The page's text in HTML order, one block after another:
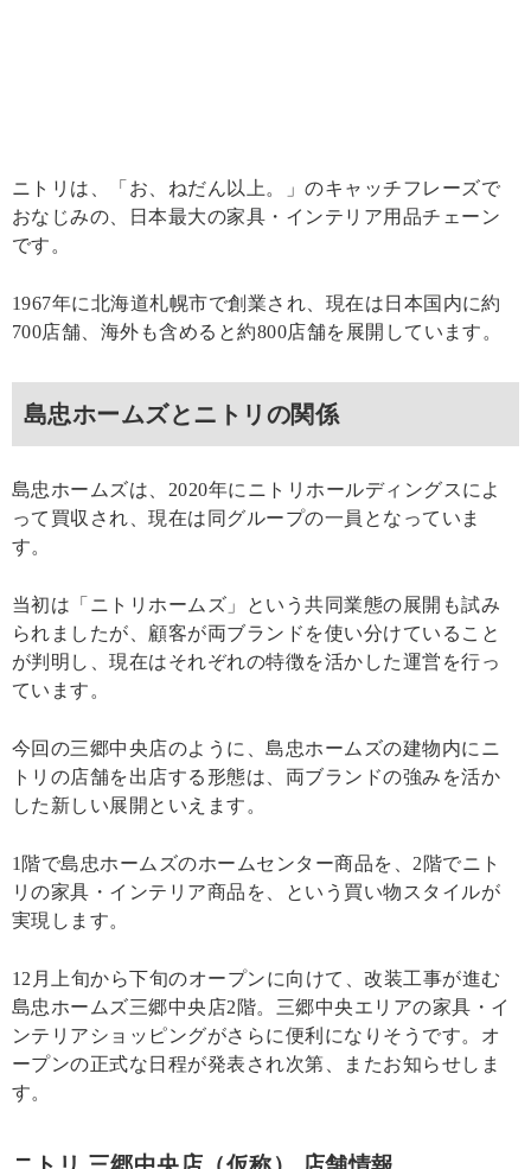
ニトリは、「お、ねだん以上。」のキャッチフレーズで
おなじみの、日本最大の家具・インテリア用品チェーン
です。
1967年に北海道札幌市で創業され、現在は日本国内に約
700店舗、海外も含めると約800店舗を展開しています。
島忠ホームズとニトリの関係
島忠ホームズは、2020年にニトリホールディングスによ
って買収され、現在は同グループの一員となっていま
す。
当初は「ニトリホームズ」という共同業態の展開も試み
られましたが、顧客が両ブランドを使い分けていること
が判明し、現在はそれぞれの特徴を活かした運営を行っ
ています。
今回の三郷中央店のように、島忠ホームズの建物内にニ
トリの店舗を出店する形態は、両ブランドの強みを活か
した新しい展開といえます。
1階で島忠ホームズのホームセンター商品を、2階でニト
リの家具・インテリア商品を、という買い物スタイルが
実現します。
12月上旬から下旬のオープンに向けて、改装工事が進む
島忠ホームズ三郷中央店2階。三郷中央エリアの家具・イ
ンテリアショッピングがさらに便利になりそうです。オ
ープンの正式な日程が発表され次第、またお知らせしま
す。